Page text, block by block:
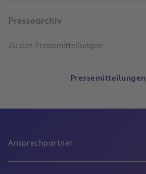
Pressearchiv
Zu den Pressemitteilungen
Pressemitteilungen
Ansprechpartner